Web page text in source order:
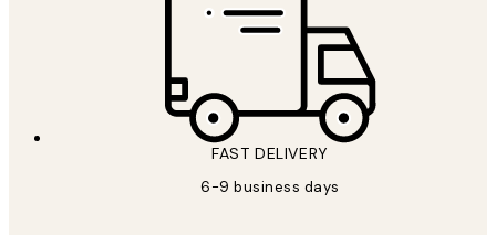
FAST DELIVERY
6-9 business days